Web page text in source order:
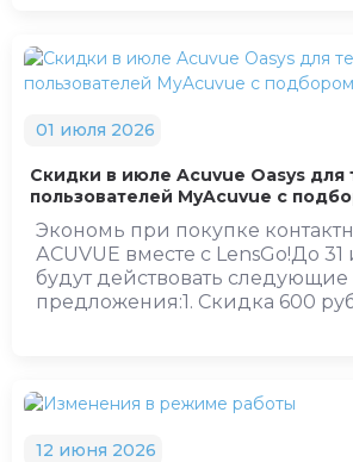
01 июля 2026
Скидки в июле Acuvue Oasys для
пользователей MyAcuvue с
Экономь при покупке
АCUVUE вместе с LensGo!До
будут действовать следующие
предложения:1. Скидка 600
12 июня 2026